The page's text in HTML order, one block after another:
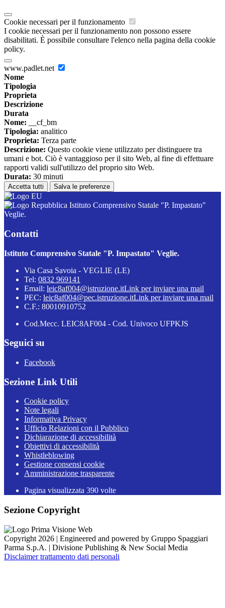
Cookie necessari per il funzionamento
I cookie necessari per il funzionamento non possono essere
disabilitati. È possibile consultare l'elenco nella pagina della cookie
policy.
www.padlet.net
Nome
Tipologia
Proprieta
Descrizione
Durata
Nome: __cf_bm
Tipologia: analitico
Proprieta: Terza parte
Descrizione: Questo cookie viene utilizzato per distinguere tra
umani e bot. Ciò è vantaggioso per il sito Web, al fine di effettuare
rapporti validi sull'utilizzo del proprio sito Web.
Durata: 30 minuti
Accetta tutti Salva le preferenze
Istituto Comprensivo Statale "P. Impastato"
Veglie.
Contatti
Istituto Comprensivo Statale "P. Impastato" Veglie.
Via Casa Savoia - VEGLIE (LE)
Tel: 0832 969141
Email: leic8af004@istruzione.itLink per inviare una mail
PEC: leic8af004@pec.istruzione.itLink per inviare una mail
C.F.: 80010910752
Cod.Mecc. LEIC8AF004 - Cod. Univoco UFPKJS
Seguici su
Facebook
Sezione Link Utili
Cookie policy
Note legali
Informativa Privacy
Ufficio Relazioni con il Pubblico
Dichiarazione di accessibilità
Obiettivi di accessibilità
Whistleblowing
Gestione consensi cookie
Amministrazione trasparente
Pagina visualizzata 390 volte
Sezione Copyright
Copyright 2026 | Engineered and powered by Gruppo Spaggiari
Parma S.p.A. | Divisione Publishing & New Social Media
Disclaimer trattamento dati personali